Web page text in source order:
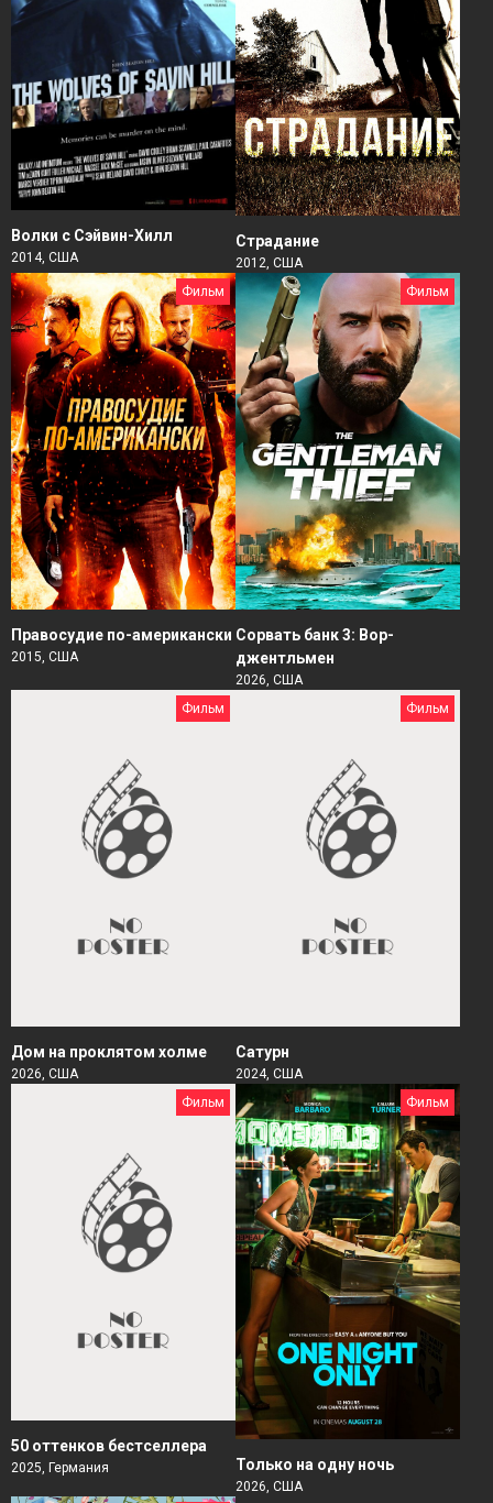
Волки с Сэйвин-Хилл
2014, США
Страдание
2012, США
Фильм
Правосудие по-американски
2015, США
Фильм
Сорвать банк 3: Вор-
джентльмен
2026, США
Фильм
Дом на проклятом холме
2026, США
Фильм
Сатурн
2024, США
Фильм
50 оттенков бестселлера
2025, Германия
Фильм
Только на одну ночь
2026, США